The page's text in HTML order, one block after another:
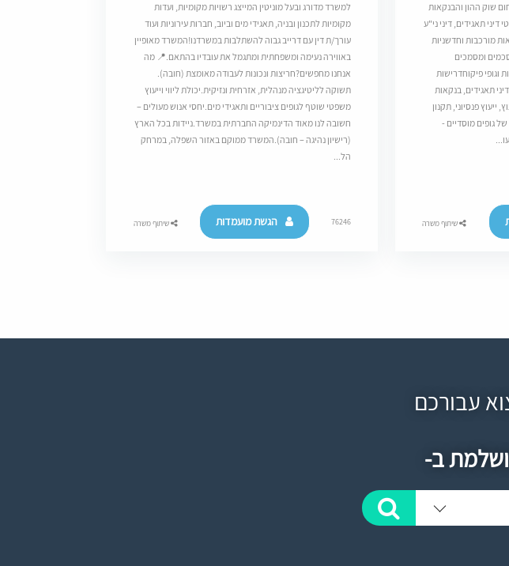
שוק ההון והבנקאות
דיני תאגידים, דיני ני"ע
מורכבות וחדשניות
ומסמכים
וגופי פיקוחדרישות
דיני תאגידים, בנקאות
ייעוץ פנסיוני, תקנון
גופים מוסדיים -
שיתוף משרה
למשרד מדורג ובעל מוניטין המייצג רשויות מקומיות, ועדות
מקומיות לתכנון ובניה, תאגידי מים וביוב, חברות עירוניות ועוד
עורך/ת דין עם דרייב גבוה להשתלבות במשרדנו!המשרד מאופיין
באווירה נעימה ומשפחתית ומתגמל את עובדיו בהתאם.​📍 מה
אנחנו מחפשים?חריצות ונכונות לעבודה מאומצת (חובה).​
תשוקה לליטיגציה מנהלית, אזרחית ונזיקית.​יכולת ליווי וייעוץ
משפטי שוטף לגופים ציבוריים ותאגידי מים.​יחסי אנוש מעולים –
חשובה לנו מאוד הדינמיקה החברתית במשרד.​ניידות בכל הארץ
(רישיון נהיגה – חובה).המשרד ממוקם באזור השפלה, במרחק
הל...
76246 הגשת מועמדות שיתוף משרה
עבורכם
ב-